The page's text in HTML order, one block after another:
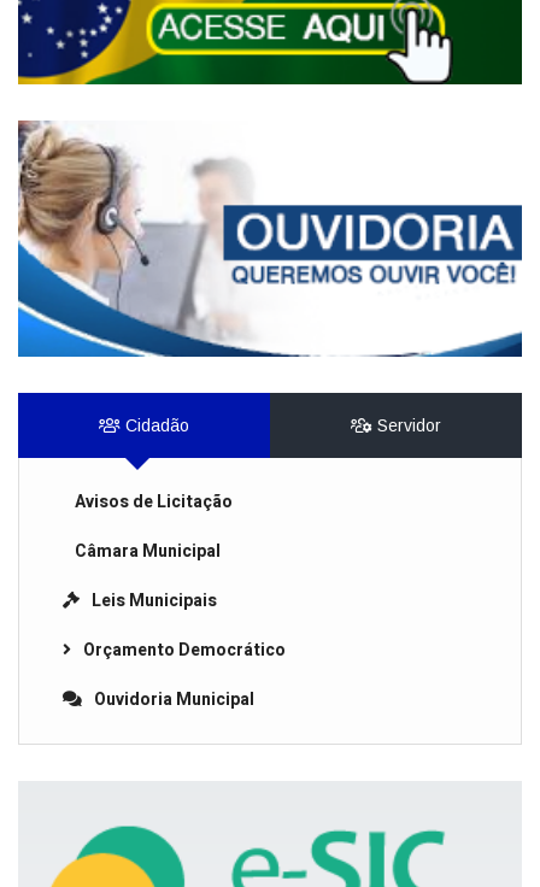
Cidadão Servidor
Avisos de Licitação
Câmara Municipal
Leis Municipais
Orçamento Democrático
Ouvidoria Municipal